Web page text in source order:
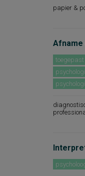
papier &
Afname
toegepast